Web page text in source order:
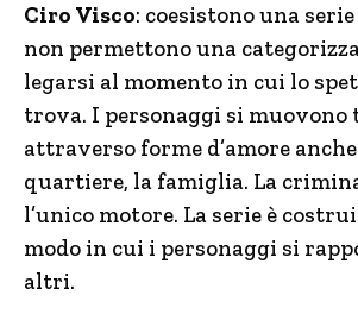
Ciro Visco: coesistono una
non permettono una
legarsi al momento in cui lo
trova. I personaggi si
attraverso forme d’amore
quartiere, la famiglia. La
l’unico motore. La serie è
modo in cui i personaggi si
altri.